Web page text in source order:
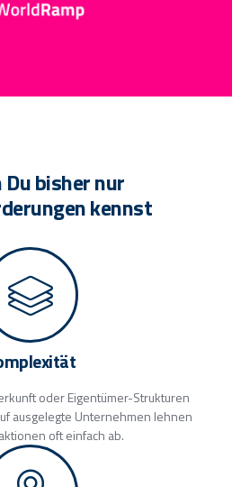
bisher nur
kennst
oder Eigentümer-Strukturen
ausgelegte Unternehmen lehnen
oft einfach ab.